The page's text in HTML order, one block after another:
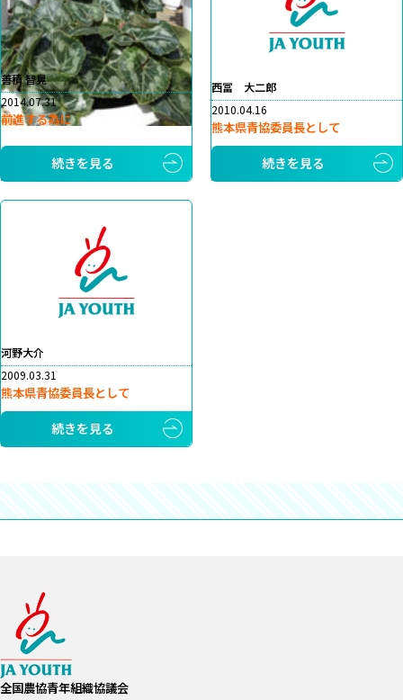
善積 智晃
2014.07.31
前進する為に
続きを見る
西冨 大二郎
2010.04.16
熊本県青協委員長として
続きを見る
河野大介
2009.03.31
熊本県青協委員長として
続きを見る
全国農協青年組織協議会